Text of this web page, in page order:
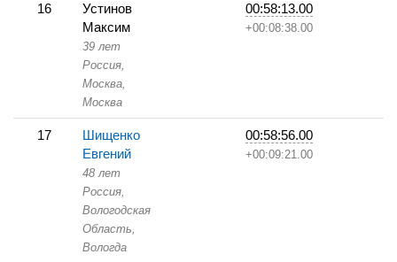
16
Устинов
Максим
39 лет
Россия,
Москва,
Москва
00:58:13.00
+00:08:38.00
17
Шищенко
Евгений
48 лет
Россия,
Вологодская
Область,
Вологда
00:58:56.00
+00:09:21.00